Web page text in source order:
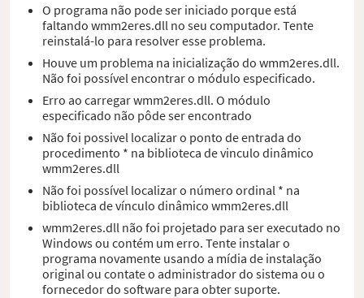
O programa não pode ser iniciado porque está
faltando wmm2eres.dll no seu computador. Tente
reinstalá-lo para resolver esse problema.
Houve um problema na inicialização do wmm2eres.dll.
Não foi possível encontrar o módulo especificado.
Erro ao carregar wmm2eres.dll. O módulo
especificado não pôde ser encontrado
Não foi possivel localizar o ponto de entrada do
procedimento * na biblioteca de vinculo dinâmico
wmm2eres.dll
Não foi possível localizar o número ordinal * na
biblioteca de vínculo dinâmico wmm2eres.dll
wmm2eres.dll não foi projetado para ser executado no
Windows ou contém um erro. Tente instalar o
programa novamente usando a mídia de instalação
original ou contate o administrador do sistema ou o
fornecedor do software para obter suporte.